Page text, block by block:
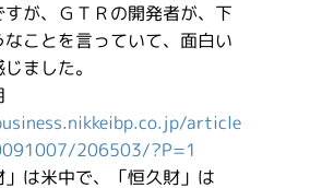
すが、ＧＴＲの開発者が、下
なことを言っていて、面白い
ました。
article
206503/?P=1
」は米中で、「恒久財」は